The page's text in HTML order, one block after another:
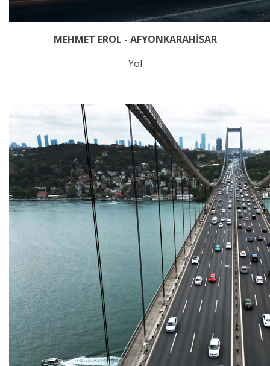
MEHMET EROL - AFYONKARAHİSAR
Yol